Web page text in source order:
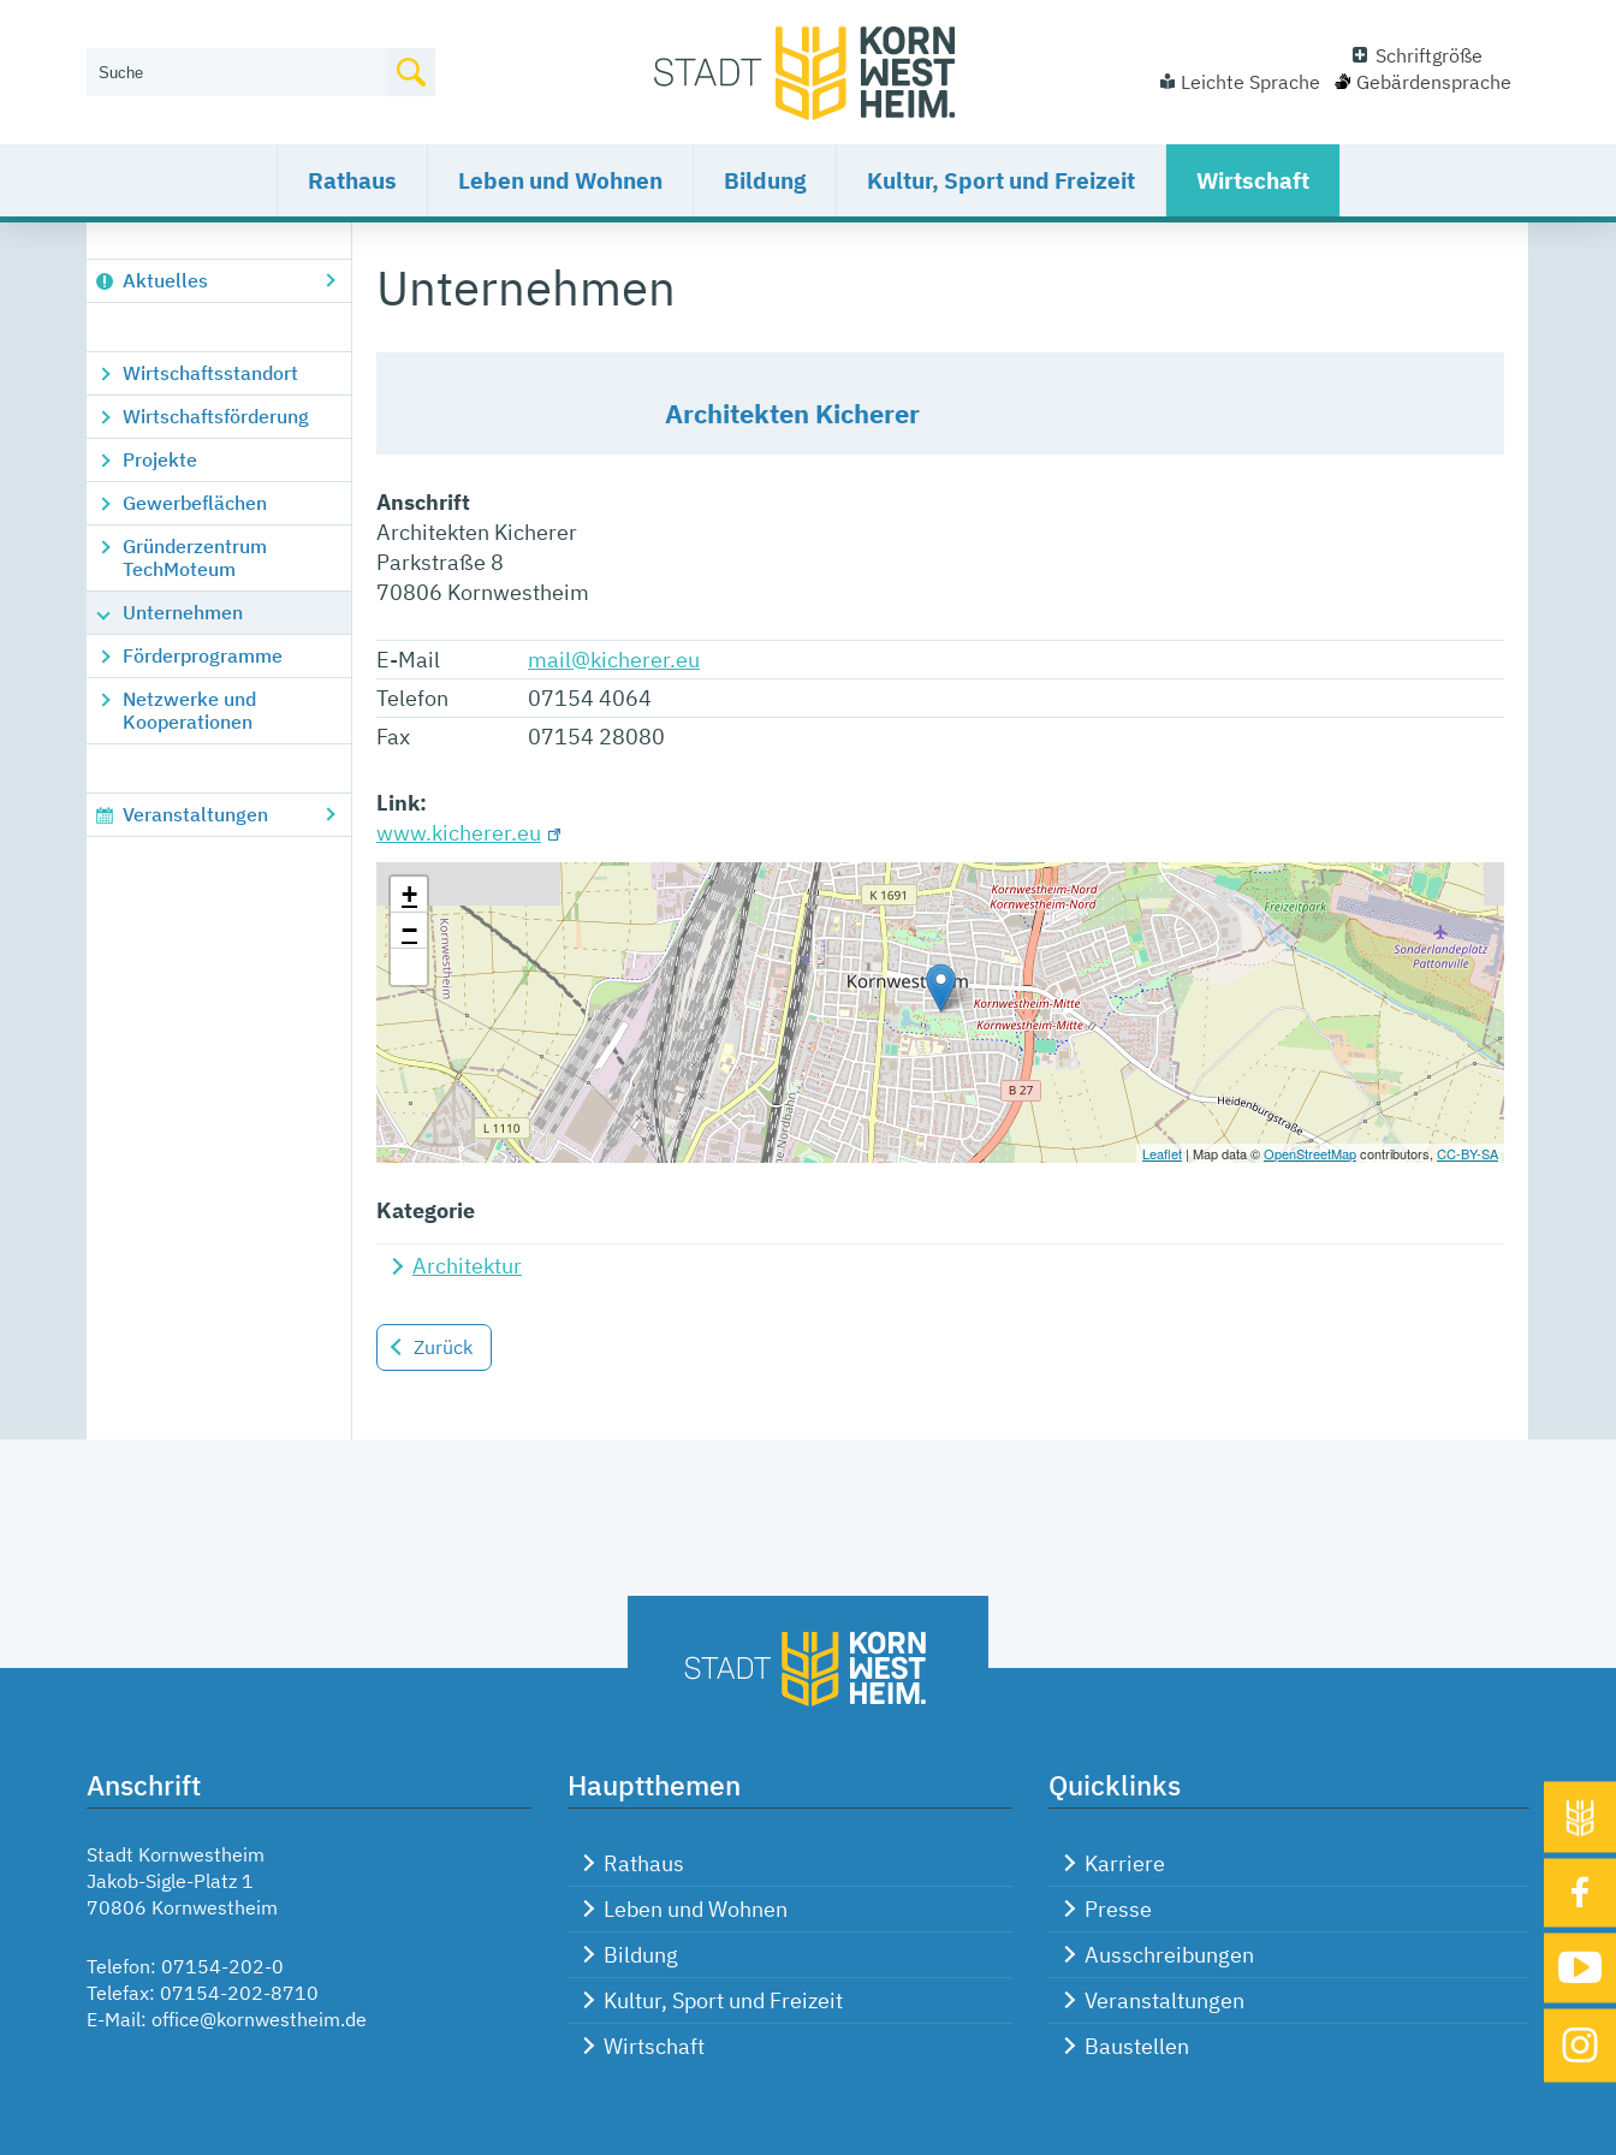
Schriftgröße
Leichte Sprache
Gebärdensprache
Rathaus Leben und Wohnen Bildung Kultur, Sport und Freizeit Wirtschaft
Aktuelles
Wirtschaftsstandort
Wirtschaftsförderung
Projekte
Gewerbeflächen
Gründerzentrum
TechMoteum
Unternehmen
Förderprogramme
Netzwerke und
Kooperationen
Veranstaltungen
Unternehmen
Architekten Kicherer
Anschrift
Architekten Kicherer
Parkstraße 8
70806 Kornwestheim
E-Mail
mail@kicherer.eu
Telefon
07154 4064
Fax
07154 28080
Link:
www.kicherer.eu
+
−
Leaflet| Map data ©OpenStreetMapcontributors, CC-BY-SA
Kategorie
Architektur
Zurück
Anschrift
Stadt Kornwestheim
Jakob-Sigle-Platz 1
70806 Kornwestheim
Telefon: 07154-202-0
Telefax: 07154-202-8710
E-Mail: office@kornwestheim.de
Hauptthemen
Rathaus
Leben und Wohnen
Bildung
Kultur, Sport und Freizeit
Wirtschaft
Quicklinks
Karriere
Presse
Ausschreibungen
Veranstaltungen
Baustellen